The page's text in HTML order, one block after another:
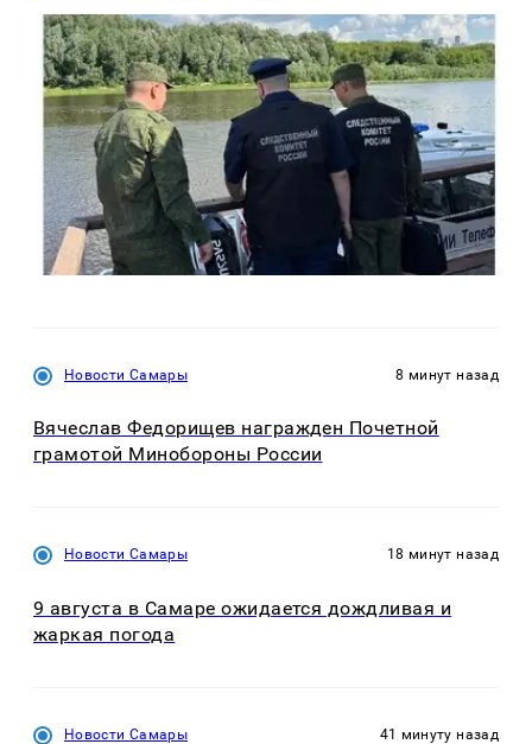
Новости Самары 8 минут назад
Вячеслав Федорищев награжден Почетной
грамотой Минобороны России
Новости Самары 18 минут назад
9 августа в Самаре ожидается дождливая и
жаркая погода
Новости Самары 41 минуту назад